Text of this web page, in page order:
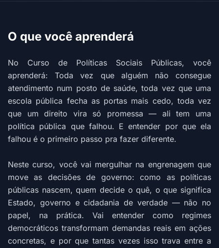
O que você aprenderá
No Curso de Políticas Sociais Públicas, você
aprenderá: Toda vez que alguém não consegue
atendimento num posto de saúde, toda vez que uma
escola pública fecha as portas mais cedo, toda vez
que um direito vira só promessa — ali tem uma
política pública que falhou. E entender por que ela
falhou é o primeiro passo pra fazer diferente.
Neste curso, você vai mergulhar na engrenagem que
move as decisões de governo: como as políticas
públicas nascem, quem decide o quê, o que significa
Estado, governo e cidadania de verdade — não no
papel, na prática. Vai entender como regimes
democráticos transformam demandas reais em ações
concretas, e por que tantas vezes isso trava entre a